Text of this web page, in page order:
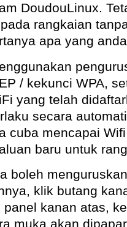
DoudouLinux.
rangkaian
apa yang
/ kekunci WPA,
yang telah
secara
cuba mencapai
baru untuk
boleh
klik butang
panel kanan atas,
muka akan